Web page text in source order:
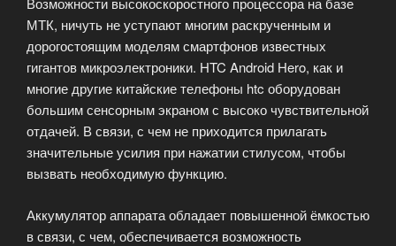
МТК, ничуть не уступают многим раскрученным и
дорогостоящим моделям смартфонов известных
гигантов микроэлектроники. HTC Android Hero, как и
многие другие китайские телефоны htc оборудован
большим сенсорным экраном с высоко чувствительной
отдачей. В связи, с чем не приходится прилагать
значительные усилия при нажатии стилусом, чтобы
вызвать необходимую функцию.
Аккумулятор аппарата обладает повышенной ёмкостью
в связи, с чем, обеспечивается возможность